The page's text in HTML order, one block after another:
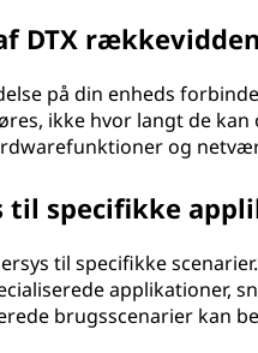
DTX
på din enheds
ikke hvor langt de
og
til specifikke
til specifikke
applikationer,
brugsscenarier kan